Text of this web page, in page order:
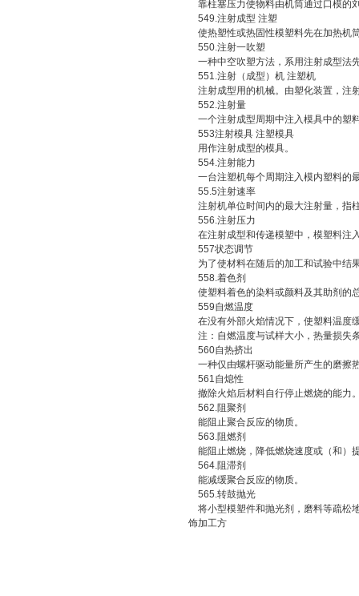
靠柱塞压力使物料由机筒通过口模的
549.注射成型 注塑
使热塑性或热固性模塑料先在加热机
550.注射一吹塑
一种中空吹塑方法，系用注射成型法
551.注射（成型）机 注塑机
注射成型用的机械。由塑化装置，注
552.注射量
一个注射成型周期中注入模具中的塑
553注射模具 注塑模具
用作注射成型的模具。
554.注射能力
一台注塑机每个周期注入模内塑料的
55.5注射速率
注射机单位时间内的最大注射量，指
556.注射压力
在注射成型和传递模塑中，模塑料注
557状态调节
为了使材料在随后的加工和试验中结
558.着色剂
使塑料着色的染料或颜料及其助剂的
559自燃温度
在没有外部火焰情况下，使塑料温度
注：自燃温度与试样大小，热量损失
560自热挤出
一种仅由螺杆驱动能量所产生的磨擦
561自熄性
撤除火焰后材料自行停止燃烧的能力
562.阻聚剂
能阻止聚合反应的物质。
563.阻燃剂
能阻止燃烧，降低燃烧速度或（和）
564.阻滞剂
能减缓聚合反应的物质。
565.转鼓抛光
将小型模塑件和抛光剂，磨料等疏松
饰加工方